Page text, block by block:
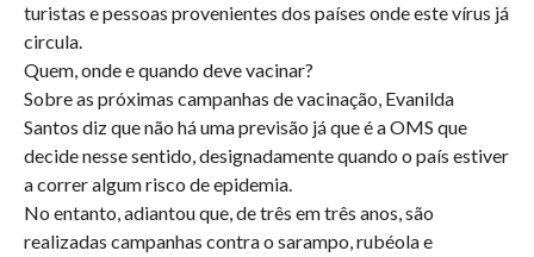
turistas e pessoas provenientes dos países onde este vírus já
circula.
Quem, onde e quando deve vacinar?
Sobre as próximas campanhas de vacinação, Evanilda
Santos diz que não há uma previsão já que é a OMS que
decide nesse sentido, designadamente quando o país estiver
a correr algum risco de epidemia.
No entanto, adiantou que, de três em três anos, são
realizadas campanhas contra o sarampo, rubéola e